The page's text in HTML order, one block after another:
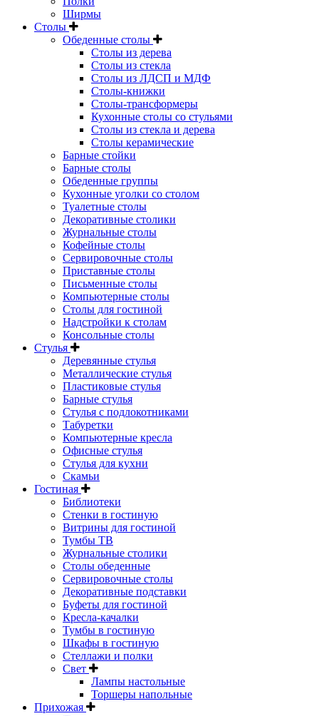
Ширмы
Столы
Обеденные столы
Столы из дерева
Столы из стекла
Столы из ЛДСП и МДФ
Столы-книжки
Столы-трансформеры
Кухонные столы со стульями
Столы из стекла и дерева
Столы керамические
Барные стойки
Барные столы
Обеденные группы
Кухонные уголки со столом
Туалетные столы
Декоративные столики
Журнальные столы
Кофейные столы
Сервировочные столы
Приставные столы
Письменные столы
Компьютерные столы
Столы для гостиной
Надстройки к столам
Консольные столы
Стулья
Деревянные стулья
Металлические стулья
Пластиковые стулья
Барные стулья
Стулья с подлокотниками
Табуретки
Компьютерные кресла
Офисные стулья
Стулья для кухни
Скамьи
Гостиная
Библиотеки
Стенки в гостиную
Витрины для гостиной
Тумбы ТВ
Журнальные столики
Столы обеденные
Сервировочные столы
Декоративные подставки
Буфеты для гостиной
Кресла-качалки
Тумбы в гостиную
Шкафы в гостиную
Стеллажи и полки
Свет
Лампы настольные
Торшеры напольные
Прихожая